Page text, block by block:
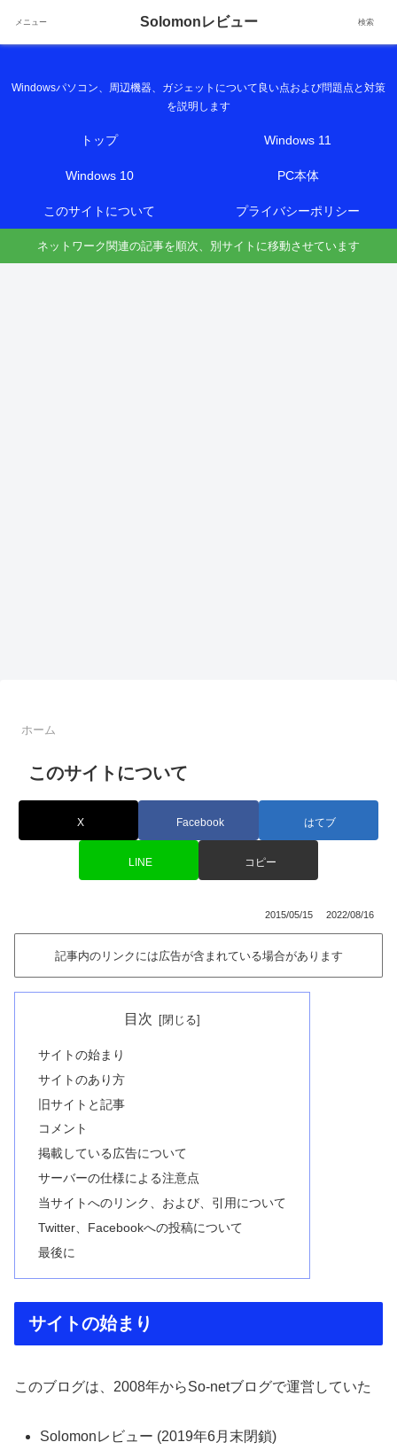
Solomonレビュー
Windowsパソコン、周辺機器、ガジェットについて良い点および問題点と対策
を説明します
トップ Windows 11
Windows 10 PC本体
このサイトについて プライバシーポリシー
ネットワーク関連の記事を順次、別サイトに移動させています
ホーム
このサイトについて
X Facebook はてブ
LINE コピー
2015/05/15 2022/08/16
記事内のリンクには広告が含まれている場合があります
目次
サイトの始まり
サイトのあり方
旧サイトと記事
コメント
掲載している広告について
サーバーの仕様による注意点
当サイトへのリンク、および、引用について
Twitter、Facebookへの投稿について
最後に
サイトの始まり
このブログは、2008年からSo-netブログで運営していた
Solomonレビュー (2019年6月末閉鎖)
メニュー Solomonレビュー 検索